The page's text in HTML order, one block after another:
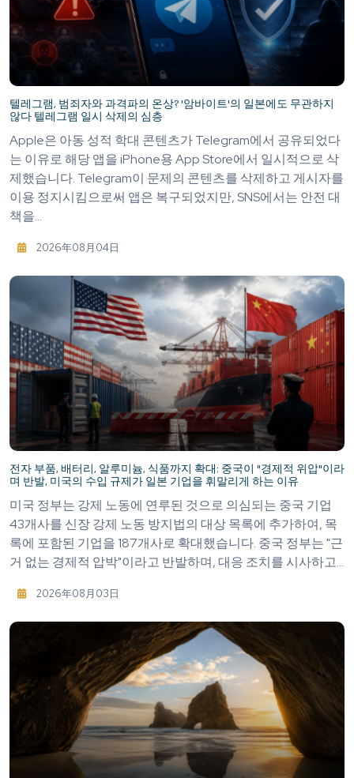
텔레그램, 범죄자와 과격파의 온상? '암바이트'의 일본에도 무관하지
않다 텔레그램 일시 삭제의 심층
Apple은 아동 성적 학대 콘텐츠가 Telegram에서 공유되었다
는 이유로 해당 앱을 iPhone용 App Store에서 일시적으로 삭
제했습니다. Telegram이 문제의 콘텐츠를 삭제하고 게시자를
이용 정지시킴으로써 앱은 복구되었지만, SNS에서는 안전 대
책을...
2026年08月04日
전자 부품, 배터리, 알루미늄, 식품까지 확대: 중국이 "경제적 위압"이라
며 반발, 미국의 수입 규제가 일본 기업을 휘말리게 하는 이유
미국 정부는 강제 노동에 연루된 것으로 의심되는 중국 기업
43개사를 신장 강제 노동 방지법의 대상 목록에 추가하여, 목
록에 포함된 기업을 187개사로 확대했습니다. 중국 정부는 "근
거 없는 경제적 압박"이라고 반발하며, 대응 조치를 시사하고...
2026年08月03日